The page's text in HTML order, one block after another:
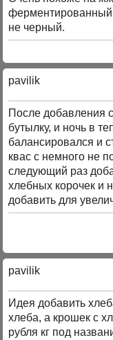
ферментированный
не черный.
pavilik
После добавления
бутылку, и ночь в
балансировался и
квас с немного не
следующий раз
хлебных корочек и
добавить для
pavilik
Идея добавить
хлеба, а крошек с
рубля кг под